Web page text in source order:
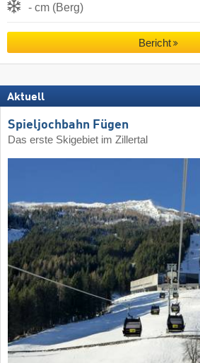
- cm (Berg)
Bericht
Aktuell
Spieljochbahn Fügen
Das erste Skigebiet im Zillertal